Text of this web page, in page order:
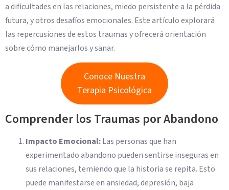
a dificultades en las relaciones, miedo persistente a la pérdida
futura, y otros desafíos emocionales. Este artículo explorará
las repercusiones de estos traumas y ofrecerá orientación
sobre cómo manejarlos y sanar.
Conoce Nuestra
Terapia Psicológica
Comprender los Traumas por Abandono
Impacto Emocional:Las personas que han
experimentado abandono pueden sentirse inseguras en
sus relaciones, temiendo que la historia se repita. Esto
puede manifestarse en ansiedad, depresión, baja